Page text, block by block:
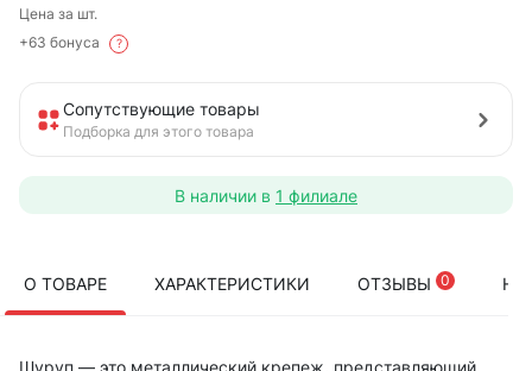
Цена за шт.
+63 бонуса
?
Сопутствующие товары
Подборка для этого товара
В наличии в 1 филиале
О ТОВАРЕ ХАРАКТЕРИСТИКИ ОТЗЫВЫ 0